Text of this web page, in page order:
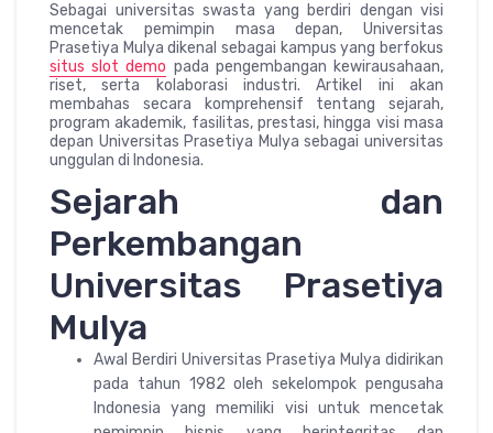
Sebagai universitas swasta yang berdiri dengan visi
mencetak pemimpin masa depan, Universitas
Prasetiya Mulya dikenal sebagai kampus yang berfokus
situs slot demo pada pengembangan kewirausahaan,
riset, serta kolaborasi industri. Artikel ini akan
membahas secara komprehensif tentang sejarah,
program akademik, fasilitas, prestasi, hingga visi masa
depan Universitas Prasetiya Mulya sebagai universitas
unggulan di Indonesia.
Sejarah dan
Perkembangan
Universitas Prasetiya
Mulya
Awal Berdiri Universitas Prasetiya Mulya didirikan
pada tahun 1982 oleh sekelompok pengusaha
Indonesia yang memiliki visi untuk mencetak